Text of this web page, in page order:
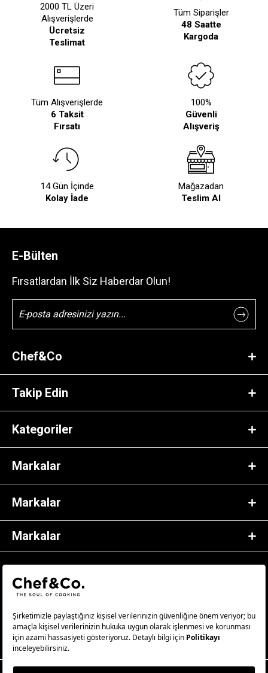
2000 TL Üzeri
Alışverişlerde
Ücretsiz
Teslimat
Tüm Siparişler
48 Saatte
Kargoda
Tüm Alışverişlerde
6 Taksit
Fırsatı
100%
Güvenli
Alışveriş
14 Gün İçinde
Kolay İade
Mağazadan
Teslim Al
E-Bülten
Fırsatlardan İlk Siz Haberdar Olun!
Chef&Co
Takip Edin
Kategoriler
Markalar
Markalar
Markalar